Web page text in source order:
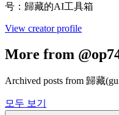
号：歸藏的AI工具箱
View creator profile
More from
Archived posts from 歸藏
모두 보기